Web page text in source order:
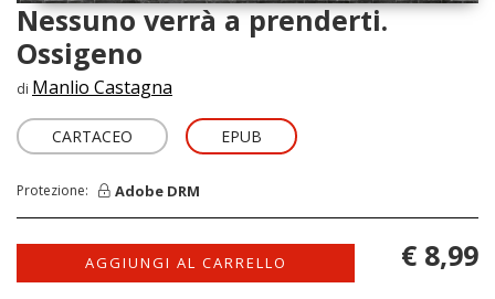
Nessuno verrà a prenderti.
Ossigeno
di Manlio Castagna
CARTACEO EPUB
Protezione: Adobe DRM
AGGIUNGI AL CARRELLO € 8,99